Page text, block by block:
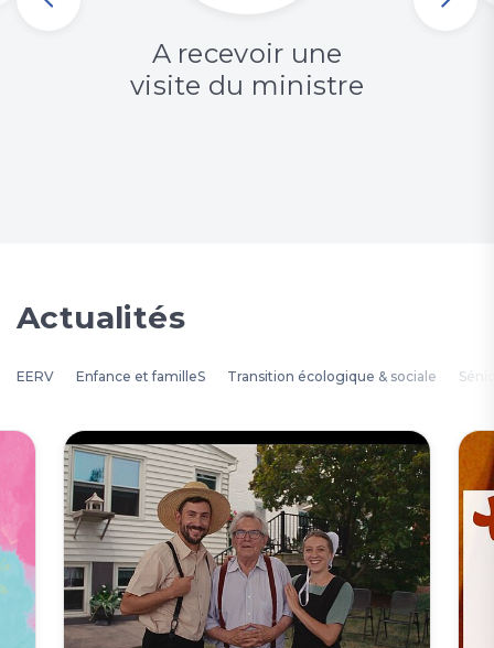
A recevoir une
visite du ministre
Actualités
EERV Enfance et familleS Transition écologique & sociale